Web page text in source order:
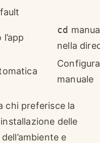
cd
nella
manuale
chi preferisce la
delle
e